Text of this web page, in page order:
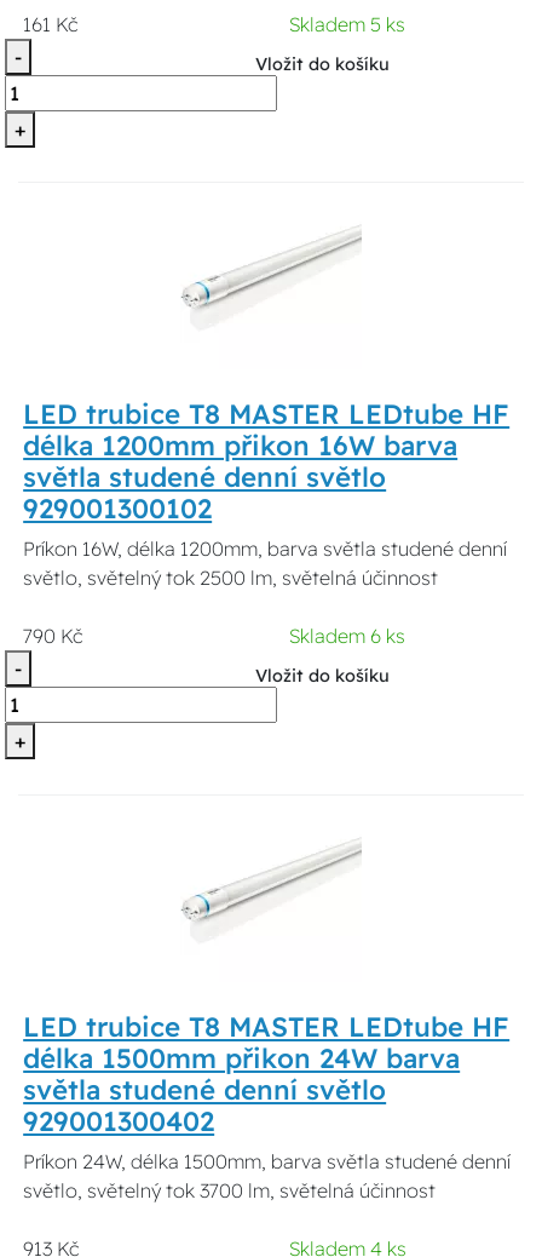
161 Kč
Skladem 5 ks
-
+
Vložit do košíku
LED trubice T8 MASTER LEDtube HF
délka 1200mm přikon 16W barva
světla studené denní světlo
929001300102
Príkon 16W, délka 1200mm, barva světla studené denní
světlo, světelný tok 2500 lm, světelná účinnost
790 Kč
Skladem 6 ks
-
+
Vložit do košíku
LED trubice T8 MASTER LEDtube HF
délka 1500mm přikon 24W barva
světla studené denní světlo
929001300402
Príkon 24W, délka 1500mm, barva světla studené denní
světlo, světelný tok 3700 lm, světelná účinnost
913 Kč Skladem 4 ks